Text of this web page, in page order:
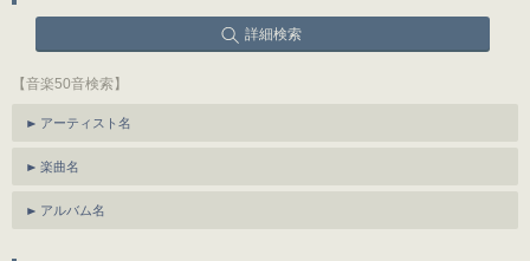
詳細検索
【音楽50音検索】
アーティスト名
楽曲名
アルバム名